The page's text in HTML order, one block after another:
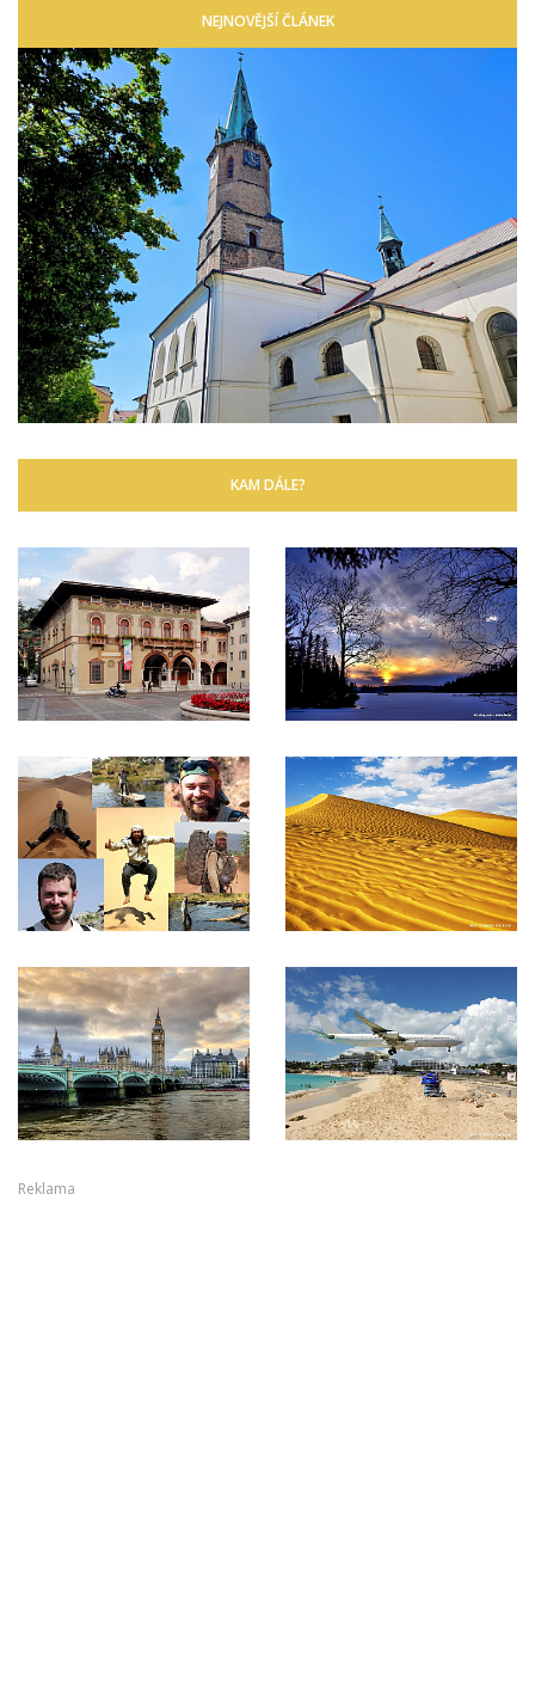
NEJNOVĚJŠÍ ČLÁNEK
KAM DÁLE?
Reklama